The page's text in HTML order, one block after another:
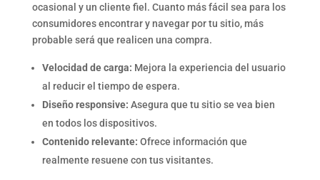
ocasional y un cliente fiel. Cuanto más fácil sea para los
consumidores encontrar y navegar por tu sitio, más
probable será que realicen una compra.
Velocidad de carga: Mejora la experiencia del usuario
al reducir el tiempo de espera.
Diseño responsive: Asegura que tu sitio se vea bien
en todos los dispositivos.
Contenido relevante: Ofrece información que
realmente resuene con tus visitantes.